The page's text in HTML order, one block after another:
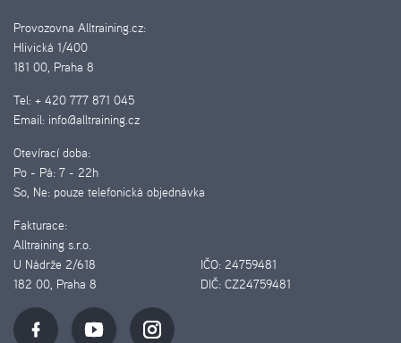
Provozovna Alltraining.cz:
Hlivická 1/400
181 00, Praha 8
Tel: + 420 777 871 045
Email: info@alltraining.cz
Otevírací doba:
Po - Pá: 7 - 22h
So, Ne: pouze telefonická objednávka
Fakturace:
Alltraining s.r.o.
U Nádrže 2/618
IČO: 24759481
182 00, Praha 8
DIČ: CZ24759481